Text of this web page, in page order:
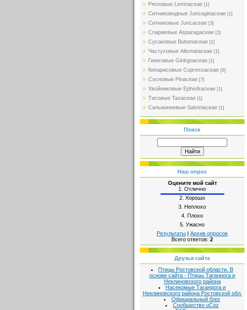
Рясковые Lemnaceae [1]
Ситниковидные Juncaginaceae [1]
Ситниковые Juncaceae [3]
Спаржевые Asparagaceae [2]
Сусаковые Butomaceae [1]
Частуховые Alismataceae [1]
Гинкговые Ginkgoaceae [1]
Кипарисовые Cupressaceae [6]
Сосновые Pinaceae [7]
Хвойниковые Ephedraceae [1]
Тисовые Taxaceae [1]
Сальвиниевые Salviniaceae [1]
Поиск
Наш опрос
Оцените мой сайт
1. Отлично
2. Хорошо
3. Неплохо
4. Плохо
5. Ужасно
Результаты | Архив опросов
Всего ответов: 2
Друзья сайта
Птицы Ростовской области. В
основе сайта - Птицы Таганрога и
Неклиновского района
Насекомые Таганрога и
Неклиновского района Ростовской обл.
Официальный блог
Сообщество uCoz